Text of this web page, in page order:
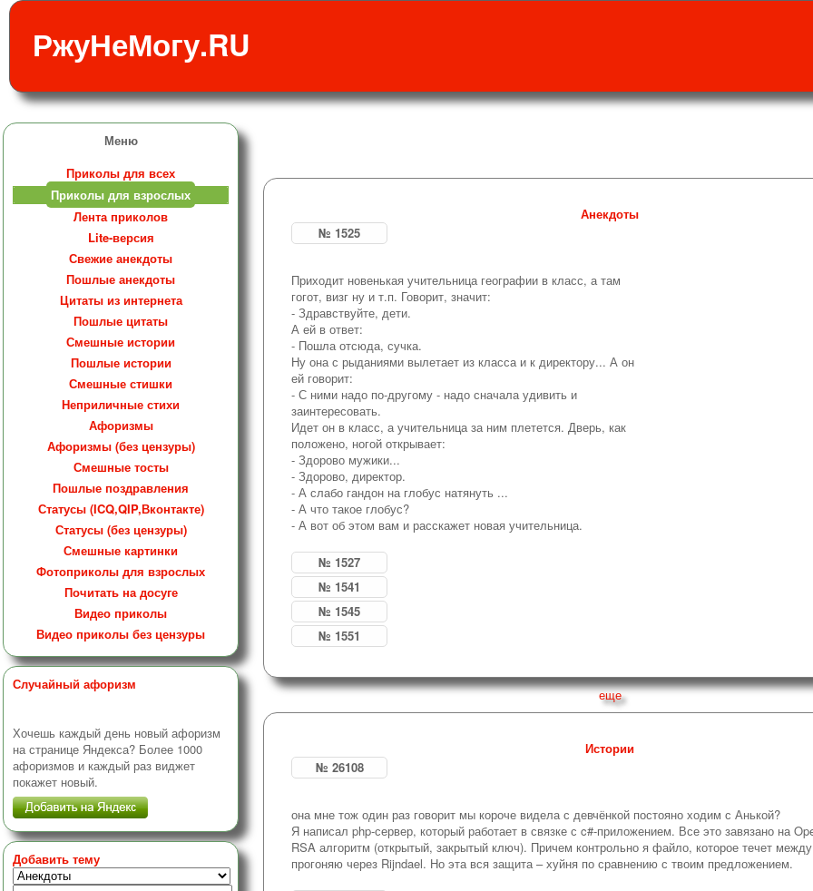
РжуНеМогу.RU
Меню
Приколы для всех
Приколы для взрослых
Лента приколов
Lite-версия
Свежие анекдоты
Пошлые анекдоты
Цитаты из интернета
Пошлые цитаты
Смешные истории
Пошлые истории
Смешные стишки
Неприличные стихи
Афоризмы
Афоризмы (без цензуры)
Смешные тосты
Пошлые поздравления
Статусы (ICQ,QIP,Вконтакте)
Статусы (без цензуры)
Смешные картинки
Фотоприколы для взрослых
Почитать на досуге
Видео приколы
Видео приколы без цензуры
Случайный афоризм
Хочешь каждый день новый афоризм
на странице Яндекса? Более 1000
афоризмов и каждый раз виджет
покажет новый.
Добавить тему
Анекдоты
№ 1525
Приходит новенькая учительница географии в класс, а там
гогот, визг ну и т.п. Говорит, значит:
- Здравствуйте, дети.
А ей в ответ:
- Пошла отсюда, сучка.
Ну она с рыданиями вылетает из класса и к директору... А он
ей говорит:
- С ними надо по-другому - надо сначала удивить и
заинтересовать.
Идет он в класс, а учительница за ним плетется. Дверь, как
положено, ногой открывает:
- Здорово мужики...
- Здорово, директор.
- А слабо гандон на глобус натянуть ...
- А что такое глобус?
- А вот об этом вам и расскажет новая учительница.
№ 1527
№ 1541
№ 1545
№ 1551
еще
Истории
№ 26108
она мне тож один раз говорит мы короче видела с девчёнкой постояно ходим с Анькой?
Я написал php-сервер, который работает в связке с c#-приложением. Все это завязано на
RSA алгоритм (открытый, закрытый ключ). Причем контрольно я файло, которое течет
прогоняю через Rijndael. Но эта вся защита – хуйня по сравнению с твоим предложением.